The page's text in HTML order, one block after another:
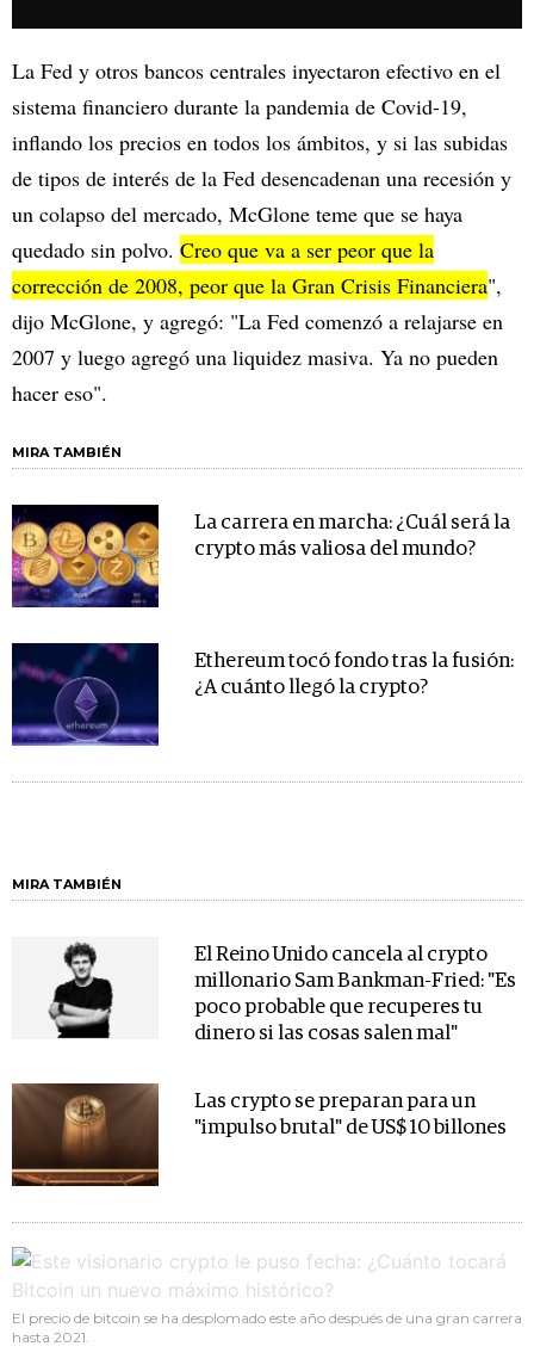
La Fed y otros bancos centrales inyectaron efectivo en el
sistema financiero durante la pandemia de Covid-19,
inflando los precios en todos los ámbitos, y si las subidas
de tipos de interés de la Fed desencadenan una recesión y
un colapso del mercado, McGlone teme que se haya
quedado sin polvo. Creo que va a ser peor que la
corrección de 2008, peor que la Gran Crisis Financiera",
dijo McGlone, y agregó: "La Fed comenzó a relajarse en
2007 y luego agregó una liquidez masiva. Ya no pueden
hacer eso".
MIRA TAMBIÉN
La carrera en marcha: ¿Cuál será la
crypto más valiosa del mundo?
Ethereum tocó fondo tras la fusión:
¿A cuánto llegó la crypto?
MIRA TAMBIÉN
El Reino Unido cancela al crypto
millonario Sam Bankman-Fried: "Es
poco probable que recuperes tu
dinero si las cosas salen mal"
Las crypto se preparan para un
"impulso brutal" de US$ 10 billones
El precio de bitcoin se ha desplomado este año después de una gran carrera
hasta 2021.